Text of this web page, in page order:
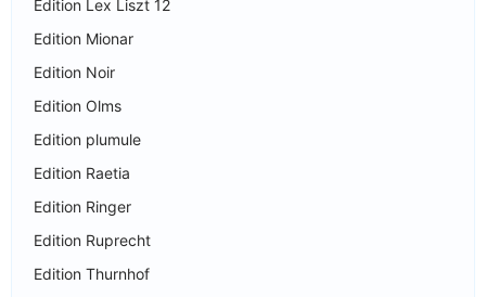
Edition Lex Liszt 12
Edition Mionar
Edition Noir
Edition Olms
Edition plumule
Edition Raetia
Edition Ringer
Edition Ruprecht
Edition Thurnhof